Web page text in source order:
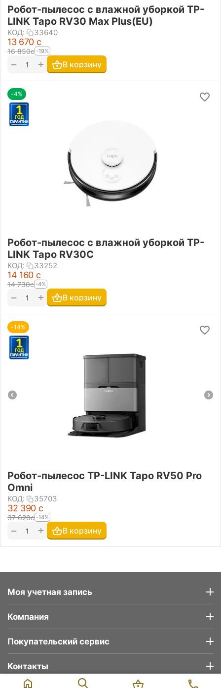
Робот-пылесос с влажной уборкой TP-
LINK Tapo RV30 Max Plus(EU)
КОД: 33640
13 670 с
16 850с -19%
+
− В корзину
-4%
Робот-пылесос с влажной уборкой TP-
LINK Tapo RV30C
КОД: 33252
14 160 с
14 730с -4%
+
− В корзину
-14%
Робот-пылесос TP-LINK Tapo RV50 Pro
Omni
КОД: 35703
32 390 с
37 620с -14%
+
− В корзину
Моя учетная запись
Компания
Покупательский сервис
Контакты